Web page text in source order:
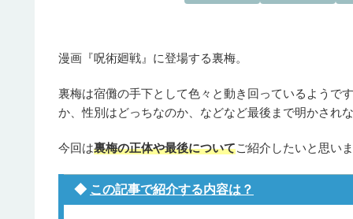
漫画『呪術廻戦』に登場する裏梅。
裏梅は宿儺の手下として色々と動き回っているようで
か、性別はどっちなのか、などなど最後まで明かされ
今回は裏梅の正体や最後についてご紹介したいと思い
◆ この記事で紹介する内容は？